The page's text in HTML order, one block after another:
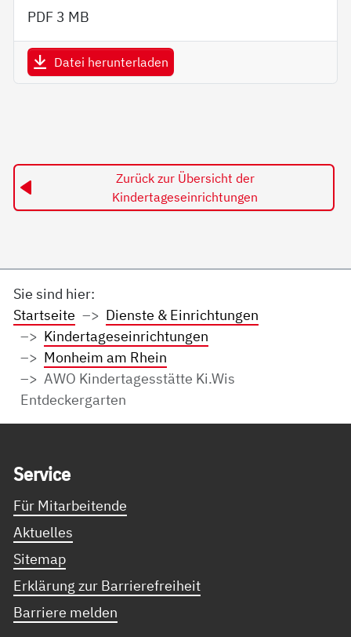
PDF 3 MB
Datei herunterladen
Zurück zur Übersicht der
Kindertageseinrichtungen
Sie sind hier:
Startseite
Dienste & Einrichtungen
Kindertageseinrichtungen
Monheim am Rhein
AWO Kindertagesstätte Ki.Wis
Entdeckergarten
Ser­vice
Für Mitarbeitende
Aktuelles
Sitemap
Erklärung zur Barrierefreiheit
Barriere melden